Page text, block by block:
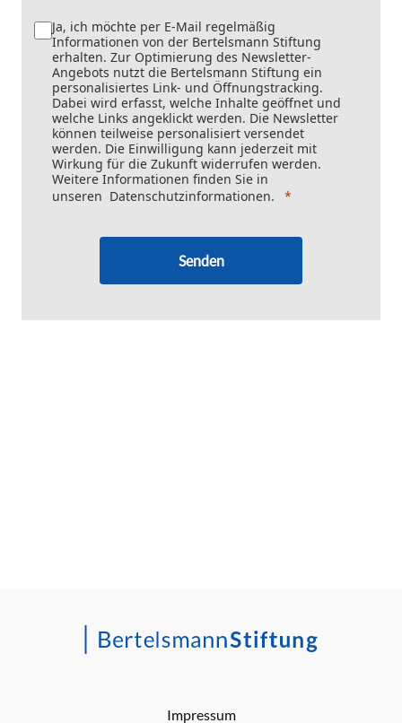
Ja, ich möchte per E-Mail regelmäßig
Informationen von der Bertelsmann Stiftung
erhalten. Zur Optimierung des Newsletter-
Angebots nutzt die Bertelsmann Stiftung ein
personalisiertes Link- und Öffnungstracking.
Dabei wird erfasst, welche Inhalte geöffnet und
welche Links angeklickt werden. Die Newsletter
können teilweise personalisiert versendet
werden. Die Einwilligung kann jederzeit mit
Wirkung für die Zukunft widerrufen werden.
Weitere Informationen finden Sie in
unseren Datenschutzinformationen.
Senden
Impressum